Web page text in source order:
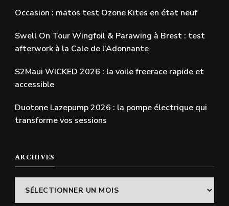
Occasion : matos test Ozone Kites en état neuf
Swell On Tour Wingfoil & Parawing à Brest : test
afterwork à la Cale de l’Adonnante
S2Maui WICKED 2026 : la voile freerace rapide et
accessible
Duotone Lazepump 2026 : la pompe électrique qui
transforme vos sessions
ARCHIVES
Archives